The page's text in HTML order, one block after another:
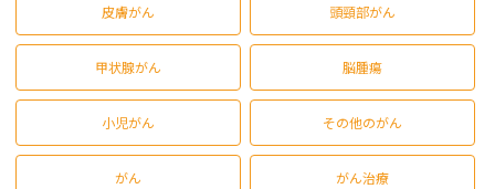
皮膚がん 頭頸部がん
甲状腺がん 脳腫瘍
小児がん その他のがん
がん がん治療